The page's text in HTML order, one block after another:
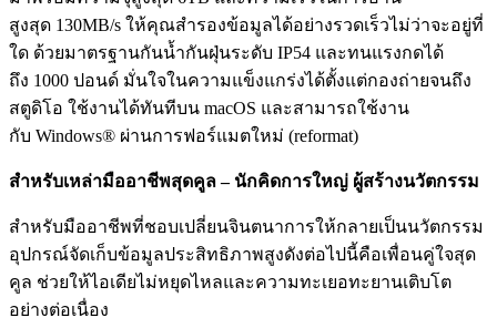
สูงสุด 130MB/s ให้คุณสำรองข้อมูลได้อย่างรวดเร็วไม่ว่าจะอยู่ที่
ใด ด้วยมาตรฐานกันน้ำกันฝุ่นระดับ IP54 และทนแรงกดได้
ถึง 1000 ปอนด์ มั่นใจในความแข็งแกร่งได้ตั้งแต่กองถ่ายจนถึง
สตูดิโอ ใช้งานได้ทันทีบน macOS และสามารถใช้งาน
กับ Windows® ผ่านการฟอร์แมตใหม่ (reformat)
สำหรับเหล่ามืออาชีพสุดคูล – นักคิดการใหญ่ ผู้สร้างนวัตกรรม
สำหรับมืออาชีพที่ชอบเปลี่ยนจินตนาการให้กลายเป็นนวัตกรรม
อุปกรณ์จัดเก็บข้อมูลประสิทธิภาพสูงดังต่อไปนี้คือเพื่อนคู่ใจสุด
คูล ช่วยให้ไอเดียไม่หยุดไหลและความทะเยอทะยานเติบโต
อย่างต่อเนื่อง